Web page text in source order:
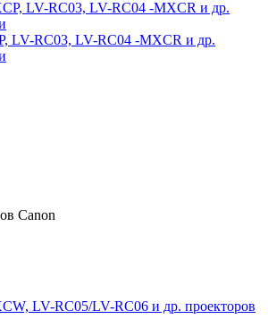
LV-RC03, LV-RC04 -MXCR и др.
Canon